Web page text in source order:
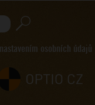
osobních údajů